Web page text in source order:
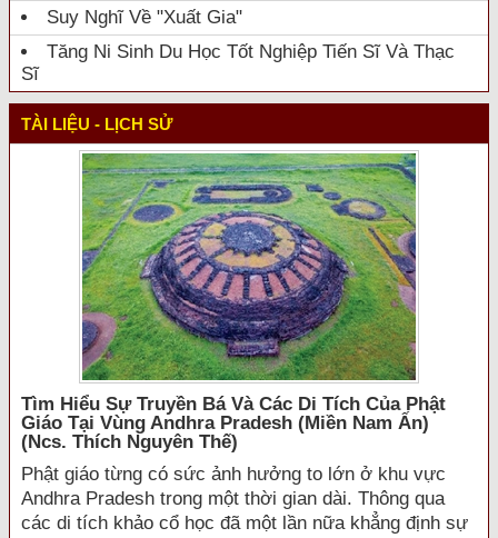
Suy Nghĩ Về "xuất Gia"
Tăng Ni Sinh Du Học Tốt Nghiệp Tiến Sĩ Và Thạc
Sĩ
TÀI LIỆU - LỊCH SỬ
Tìm Hiểu Sự Truyền Bá Và Các Di Tích Của Phật
Giáo Tại Vùng Andhra Pradesh (miền Nam Ấn)
(ncs. Thích Nguyên Thế)
Phật giáo từng có sức ảnh hưởng to lớn ở khu vực
Andhra Pradesh trong một thời gian dài. Thông qua
các di tích khảo cổ học đã một lần nữa khẳng định sự